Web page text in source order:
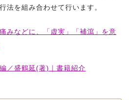
法を組み合わせて行います。
みなどに、「虚実」「補瀉」を意
／盛鶴延(著)｜書籍紹介